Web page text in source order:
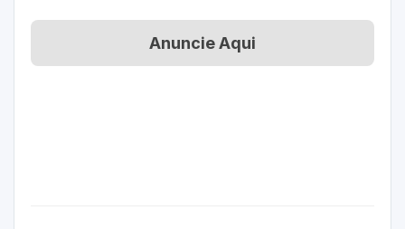
Anuncie Aqui